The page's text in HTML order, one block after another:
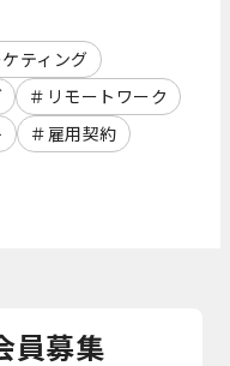
ティング
リモートワーク
雇用契約
員募集